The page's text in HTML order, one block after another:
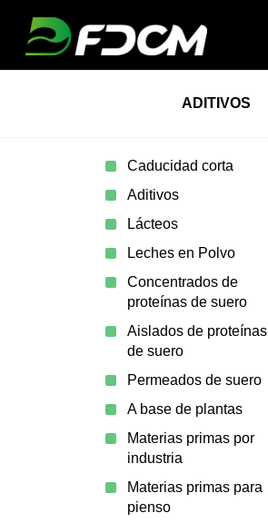
ADITIVOS
Caducidad corta
Aditivos
Lácteos
Leches en Polvo
Concentrados de
proteínas de suero
Aislados de proteínas
de suero
Permeados de suero
A base de plantas
Materias primas por
industria
Materias primas para
pienso